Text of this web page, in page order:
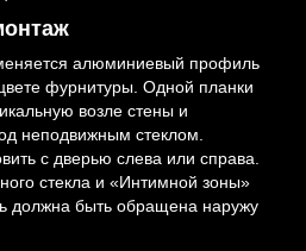
алюминиевый профиль
фурнитуры. Одной планки
возле стены и
неподвижным стеклом.
с дверью слева или справа.
стекла и «Интимной зоны»
должна быть обращена наружу